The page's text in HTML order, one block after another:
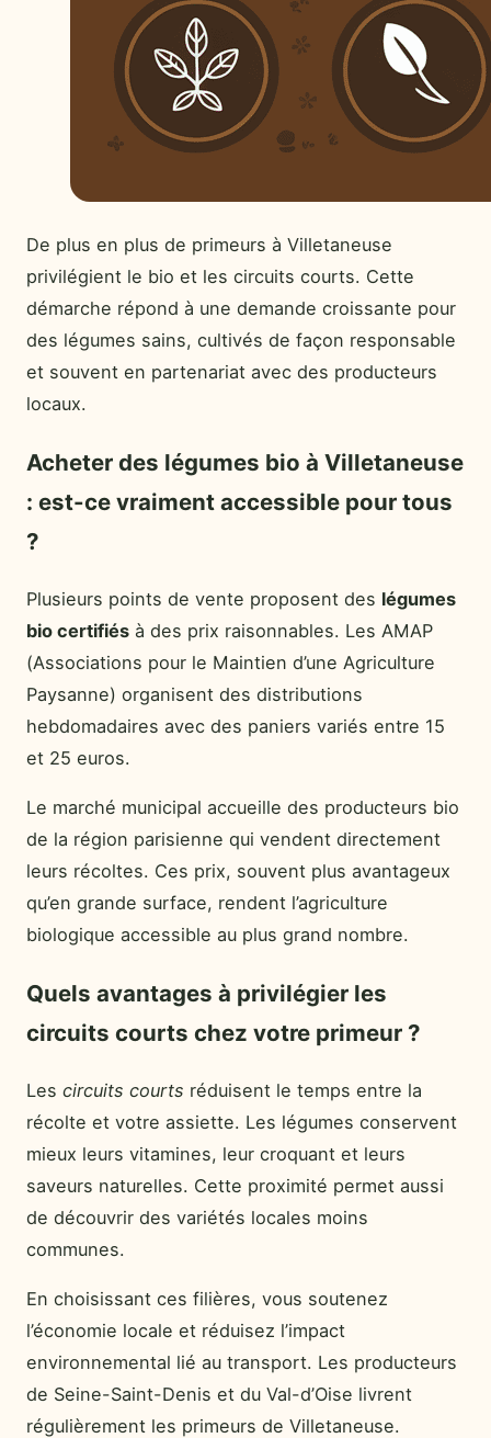
De plus en plus de primeurs à Villetaneuse
privilégient le bio et les circuits courts. Cette
démarche répond à une demande croissante pour
des légumes sains, cultivés de façon responsable
et souvent en partenariat avec des producteurs
locaux.
Acheter des légumes bio à Villetaneuse
: est-ce vraiment accessible pour tous
?
Plusieurs points de vente proposent des légumes
bio certifiés à des prix raisonnables. Les AMAP
(Associations pour le Maintien d’une Agriculture
Paysanne) organisent des distributions
hebdomadaires avec des paniers variés entre 15
et 25 euros.
Le marché municipal accueille des producteurs bio
de la région parisienne qui vendent directement
leurs récoltes. Ces prix, souvent plus avantageux
qu’en grande surface, rendent l’agriculture
biologique accessible au plus grand nombre.
Quels avantages à privilégier les
circuits courts chez votre primeur ?
Les circuits courts réduisent le temps entre la
récolte et votre assiette. Les légumes conservent
mieux leurs vitamines, leur croquant et leurs
saveurs naturelles. Cette proximité permet aussi
de découvrir des variétés locales moins
communes.
En choisissant ces filières, vous soutenez
l’économie locale et réduisez l’impact
environnemental lié au transport. Les producteurs
de Seine-Saint-Denis et du Val-d’Oise livrent
régulièrement les primeurs de Villetaneuse.